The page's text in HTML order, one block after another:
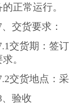
正常运行。
、交货要求：
交货期： 签
。
交货地点：
、验收